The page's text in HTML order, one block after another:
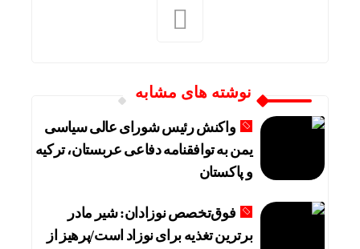
نوشته های مشابه
واکنش رئیس شورای عالی سیاسی
یمن به توافقنامه دفاعی عربستان، ترکیه
و پاکستان
فوق‌تخصص نوزادان: شیر مادر
برترین تغذیه برای نوزاد است/پرهیز از